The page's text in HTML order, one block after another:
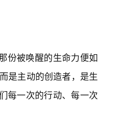
份被唤醒的生命力便如
是主动的创造者，是生
每一次的行动、每一次